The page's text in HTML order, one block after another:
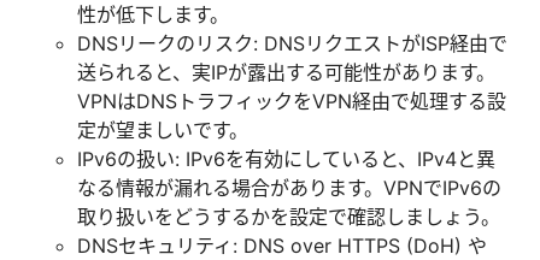
性が低下します。
DNSリークのリスク: DNSリクエストがISP経由で
送られると、実IPが露出する可能性があります。
VPNはDNSトラフィックをVPN経由で処理する設
定が望ましいです。
IPv6の扱い: IPv6を有効にしていると、IPv4と異
なる情報が漏れる場合があります。VPNでIPv6の
取り扱いをどうするかを設定で確認しましょう。
DNSセキュリティ: DNS over HTTPS (DoH) や